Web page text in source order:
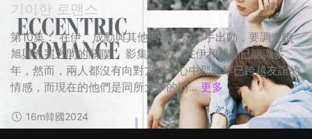
기이한 로맨스
第10集： 在伊、成勳與其他同學決定聯手出動，要調查鎮
旭與兇案之間的關聯。 影集簡介： 在伊和成勳已認識多
年，然而，兩人都沒有向對方坦承心中那份早已跨越友誼的
情感，而現在的他們是同所大學的同... 更多
16m韓國2024